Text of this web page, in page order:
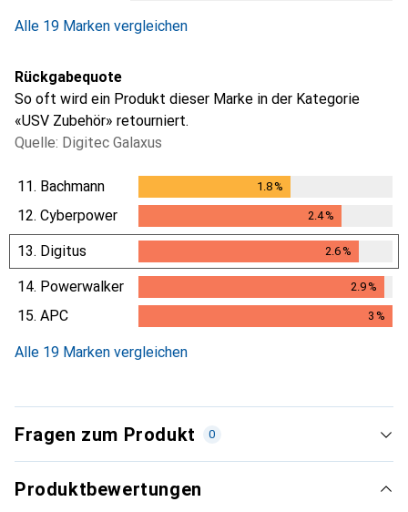
Alle 19 Marken vergleichen
Rückgabequote
So oft wird ein Produkt dieser Marke in der Kategorie
«USV Zubehör» retourniert.
Quelle: Digitec Galaxus
11. Bachmann 1.8%
12. Cyberpower 2.4%
13. Digitus 2.6%
2.6%
14. Powerwalker 2.9%
2.9%
15. APC 3 %
Alle 19 Marken vergleichen
Fragen zum Produkt 0
Produktbewertungen